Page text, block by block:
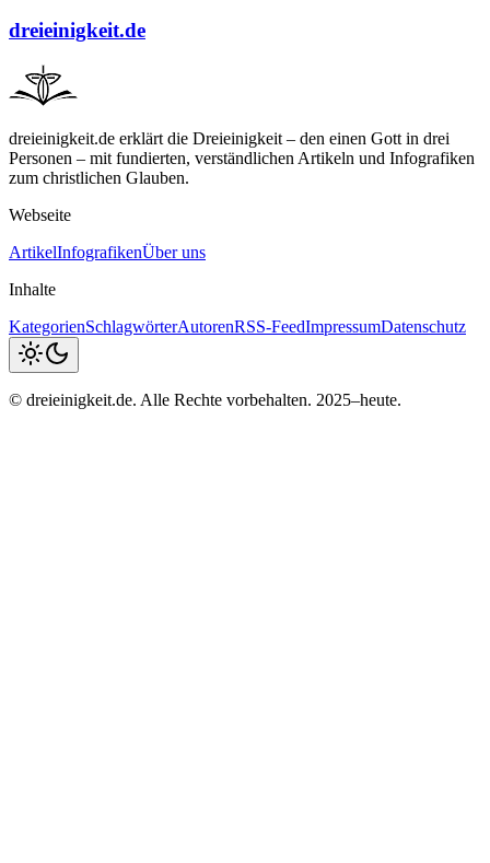
dreieinigkeit.de
dreieinigkeit.de erklärt die Dreieinigkeit – den einen Gott in drei
Personen – mit fundierten, verständlichen Artikeln und Infografiken
zum christlichen Glauben.
Webseite
ArtikelInfografikenÜber uns
Inhalte
KategorienSchlagwörterAutorenRSS-FeedImpressumDatenschutz
© dreieinigkeit.de. Alle Rechte vorbehalten. 2025–heute.